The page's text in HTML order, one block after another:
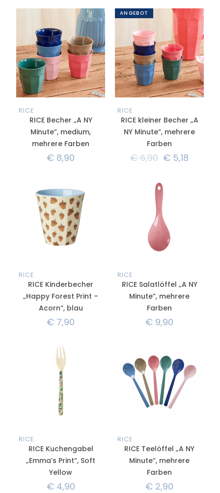
RICE
RICE Becher „A NY
Minute“, medium,
mehrere Farben
€ 8,90
ANGEBOT
RICE
RICE kleiner Becher „A
NY Minute“, mehrere
Farben
€6,90 € 5,18
RICE
RICE Kinderbecher
„Happy Forest Print –
Acorn“, blau
€ 7,90
RICE
RICE Salatlöffel „A NY
Minute“, mehrere
Farben
€ 9,90
RICE
RICE Kuchengabel
„Emma’s Print“, Soft
Yellow
€4,90
RICE
RICE Teelöffel „A NY
Minute“, mehrere
Farben
€ 2,90